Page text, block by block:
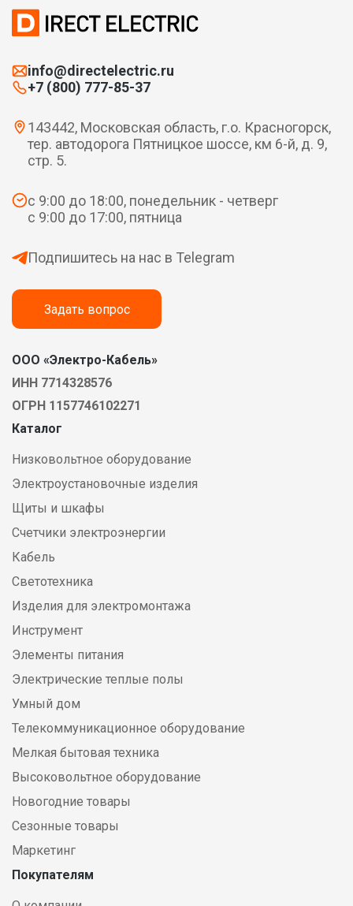
info@directelectric.ru
+7 (800) 777-85-37
143442, Московская область, г.о. Красногорск,
тер. автодорога Пятницкое шоссе, км 6-й, д. 9,
стр. 5.
с 9:00 до 18:00, понедельник - четверг
с 9:00 до 17:00, пятница
Подпишитесь на нас в Telegram
Задать вопрос
ООО «Электро-Кабель»
ИНН 7714328576
ОГРН 1157746102271
Каталог
Низковольтное оборудование
Электроустановочные изделия
Щиты и шкафы
Счетчики электроэнергии
Кабель
Светотехника
Изделия для электромонтажа
Инструмент
Элементы питания
Электрические теплые полы
Умный дом
Телекоммуникационное оборудование
Мелкая бытовая техника
Высоковольтное оборудование
Новогодние товары
Сезонные товары
Маркетинг
Покупателям